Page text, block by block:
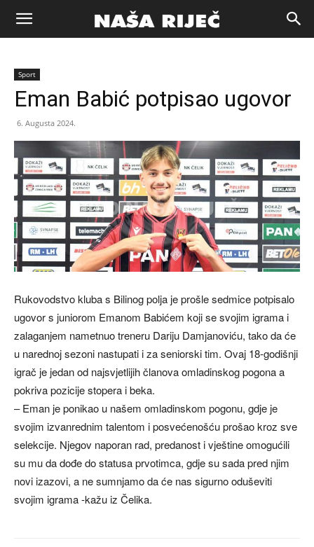
Naša
riječ
Zenica
Sport
Eman Babić potpisao ugovor
6. Augusta 2024.
Rukovodstvo kluba s Bilinog polja je prošle sedmice potpisalo
ugovor s juniorom Emanom Babićem koji se svojim igrama i
zalaganjem nametnuo treneru Dariju Damjanoviću, tako da će
u narednoj sezoni nastupati i za seniorski tim. Ovaj 18-godišnji
igrač je jedan od najsvjetlijih članova omladinskog pogona a
pokriva pozicije stopera i beka.
– Eman je ponikao u našem omladinskom pogonu, gdje je
svojim izvanrednim talentom i posvećenošću prošao kroz sve
selekcije. Njegov naporan rad, predanost i vještine omogućili
su mu da dođe do statusa prvotimca, gdje su sada pred njim
novi izazovi, a ne sumnjamo da će nas sigurno oduševiti
svojim igrama -kažu iz Čelika.